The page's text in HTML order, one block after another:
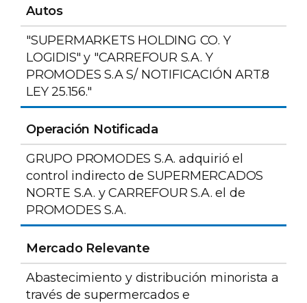
Autos
"SUPERMARKETS HOLDING CO. Y
LOGIDIS" y "CARREFOUR S.A. Y
PROMODES S.A S/ NOTIFICACIÓN ART.8
LEY 25.156."
Operación Notificada
GRUPO PROMODES S.A. adquirió el
control indirecto de SUPERMERCADOS
NORTE S.A. y CARREFOUR S.A. el de
PROMODES S.A.
Mercado Relevante
Abastecimiento y distribución minorista a
través de supermercados e